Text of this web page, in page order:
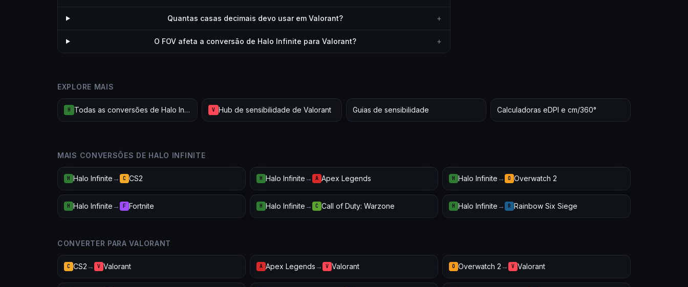
Quantas casas decimais devo usar em Valorant? +
O FOV afeta a conversão de Halo Infinite para Valorant? +
EXPLORE MAIS
H Todas as conversões de Halo Infinite V Hub de sensibilidade de Valorant Guias de sensibilidade Calculadoras eDPI e cm/360°
MAIS CONVERSÕES DE HALO INFINITE
H Halo Infinite → C CS2 H Halo Infinite → A Apex Legends H Halo Infinite → O Overwatch 2
H Halo Infinite → F Fortnite H Halo Infinite → C Call of Duty: Warzone H Halo Infinite → R Rainbow Six Siege
CONVERTER PARA VALORANT
C CS2 → V Valorant A Apex Legends → V Valorant O Overwatch 2 → V Valorant